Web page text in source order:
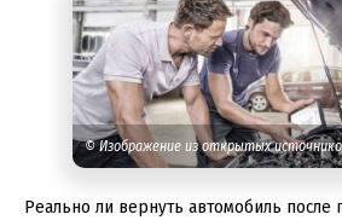
© Изображение из открытых
Реально ли вернуть автомобиль после